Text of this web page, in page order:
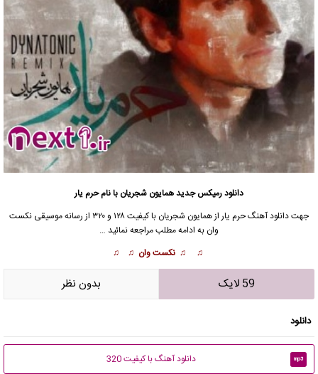
دانلود رمیکس جدیدهمایون شجریان با نام حرم یار
جهت دانلود آهنگ حرم یار ازهمایون شجریان
با کیفیت ۱۲۸ و ۳۲۰ از رسانه موسیقی نکست
وان به ادامه مطلب مراجعه نمائید …
♫ ♫ نکست وان ♫ ♫
59 لایک بدون نظر
دانلود
mp3 دانلود آهنگ با کیفیت 320